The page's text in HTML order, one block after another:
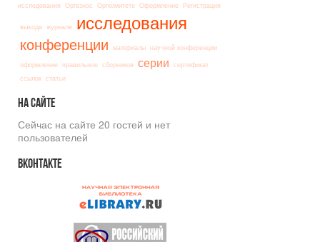
исследования Оргвзнос Оргкомитете Оформление Регистрация
выхода журнале исследования
конференции материалы научной конференции
оформление правильное сборников серии сертификат
ссылок статьи
Насайте
Сейчас на сайте 20 гостей и нет
пользователей
Вконтакте